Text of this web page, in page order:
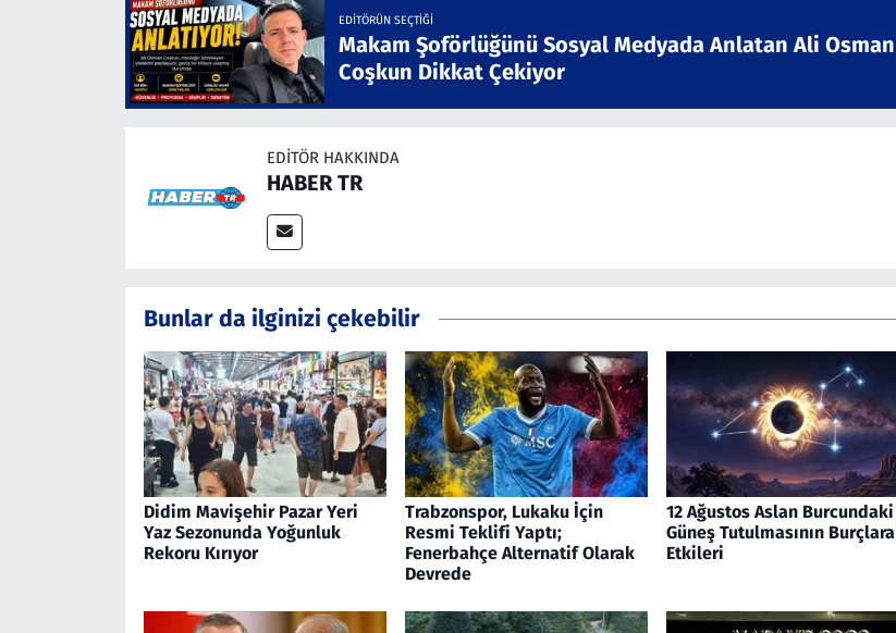
EDITÖRÜN SEÇTIĞI
Makam Şoförlüğünü Sosyal Medyada Anlatan Ali Osman
Coşkun Dikkat Çekiyor
EDITÖR HAKKINDA
HABER TR
Bunlar da ilginizi çekebilir
Didim Mavişehir Pazar Yeri
Yaz Sezonunda Yoğunluk
Rekoru Kırıyor
Trabzonspor, Lukaku İçin
Resmi Teklifi Yaptı;
Fenerbahçe Alternatif Olarak
Devrede
12 Ağustos Aslan Burcundaki
Güneş Tutulmasının Burçlara
Etkileri